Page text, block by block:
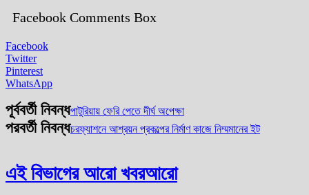
Facebook Comments Box
Facebook
Twitter
Pinterest
WhatsApp
পূর্ববর্তী নিবন্ধপাটুরিয়ায় ফেরি পেতে দীর্ঘ অপেক্ষা
পরবর্তী নিবন্ধচরফ্যাশনে আশ্রয়ন প্রকল্পের নির্মাণ কাজে নিম্মমানের ইট
এই বিভাগের আরো খবরআরো